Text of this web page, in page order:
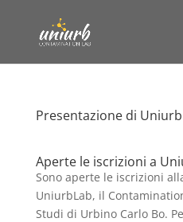
Presentazione di
Aperte le iscrizioni a
Sono aperte le iscrizioni
UniurbLab, il
Studi di Urbino Carlo Bo.